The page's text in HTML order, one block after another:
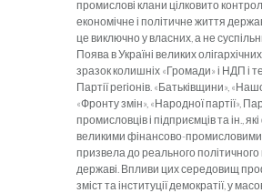
промислові клани цілковито
економічне і політичне життя
це виключно у власних, а не
Поява в Україні ве­ликих
зразок колишніх «Громади» і НДП і
Партії регіонів. «Батьківщини»,
«Фронту змін», «Народної партії»,
промисловців і під­приємців та ін.,
великими фінансово-промисло­вими
призвела до реального політичного
державі. Впливи цих середовищ
зміст та інституції демократії, у